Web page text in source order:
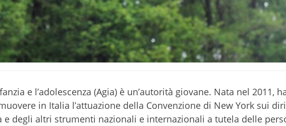
e l’adolescenza (Agia) è un’autorità giovane. Nata nel 2011,
in Italia l’attuazione della Convenzione di New York sui
e degli altri strumenti nazionali e internazionali a tutela delle